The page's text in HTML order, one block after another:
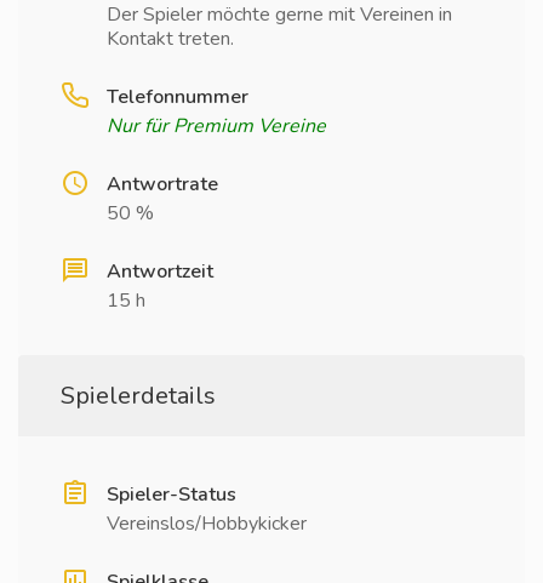
Der Spieler möchte gerne mit Vereinen in
Kontakt treten.
Telefonnummer
Nur für Premium Vereine
Antwortrate
50 %
Antwortzeit
15 h
Spielerdetails
Spieler-Status
Vereinslos/Hobbykicker